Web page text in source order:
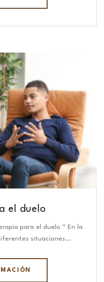
el duelo
para el duelo “ En la
situaciones…